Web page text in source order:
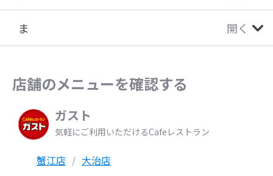
ま 開く
店舗のメニューを確認する
ガスト
気軽にご利用いただけるCafeレストラン
蟹江店 大治店